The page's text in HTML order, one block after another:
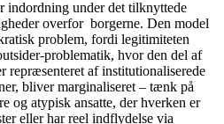
indordning under det tilknyttede
overfor borgerne. Den model
problem, fordi legitimiteten
problematik, hvor den del af
repræsenteret af institutionaliserede
bliver marginaliseret – tænk på
og atypisk ansatte, der hverken er
eller har reel indflydelse via